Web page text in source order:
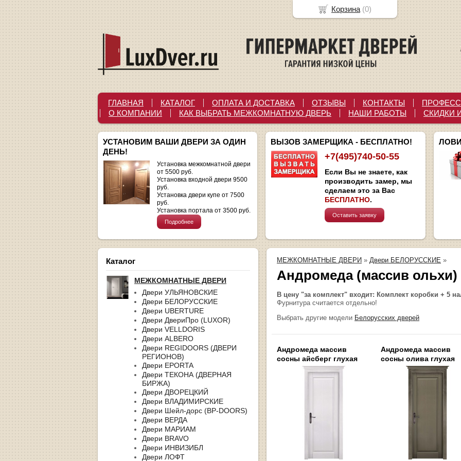
ГЛАВНАЯ КАТАЛОГ ОПЛАТА И ДОСТАВКА ОТЗЫВЫ КОНТАКТЫ
О КОМПАНИИ
КАК ВЫБРАТЬ МЕЖКОМНАТНУЮ ДВЕРЬ НАШИ РАБОТЫ СКИДКИ
УСТАНОВИМ ВАШИ ДВЕРИ ЗА ОДИН
ДЕНЬ!
Установка межкомнатной двери
от 5500 руб.
Установка входной двери 9500
руб.
Установка двери купе от 7500
руб.
Установка портала от 3500 руб.
Подробнее
ВЫЗОВ ЗАМЕРЩИКА - БЕСПЛАТНО!
+7(495)740-50-55
Если Вы не знаете, как
производить замер, мы
сделаем это за Вас
БЕСПЛАТНО.
Оставить заявку
Каталог
МЕЖКОМНАТНЫЕ ДВЕРИ
Двери УЛЬЯНОВСКИЕ
Двери БЕЛОРУССКИЕ
Двери UBERTURE
Двери ДвериПро (LUXOR)
Двери VELLDORIS
Двери ALBERO
Двери REGIDOORS (ДВЕРИ
РЕГИОНОВ)
Двери EPORTA
Двери ТЕКОНА (ДВЕРНАЯ
БИРЖА)
Двери ДВОРЕЦКИЙ
Двери ВЛАДИМИРСКИЕ
Двери Шейл-дорс (BP-DOORS)
Двери ВЕРДА
Двери МАРИАМ
Двери BRAVO
Двери ИНВИЗИБЛ
Двери ЛОФТ
МЕЖКОМНАТНЫЕ ДВЕРИ » Двери БЕЛОРУССКИЕ »
Андромеда (массив ольхи)
В цену "за комплект" входит: Комплект коробки + 5
Фурнитура считается отдельно!
Выбрать другие модели Белорусских дверей
Андромеда массив
сосны айсберг глухая
Андромеда массив
сосны олива глухая
Корзина (0)